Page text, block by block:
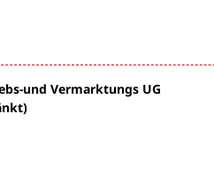
und Vermarktungs UG